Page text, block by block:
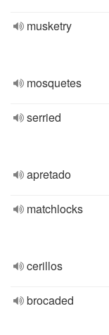
musketry
mosquetes
serried
apretado
matchlocks
cerillos
brocaded